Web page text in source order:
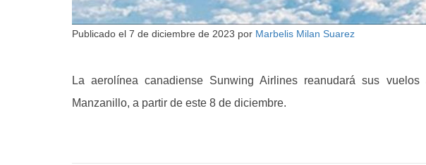
Publicado el 7 de diciembre de 2023 por Marbelis Milan Suarez
La aerolínea canadiense Sunwing Airlines reanudará sus
Manzanillo, a partir de este 8 de diciembre.